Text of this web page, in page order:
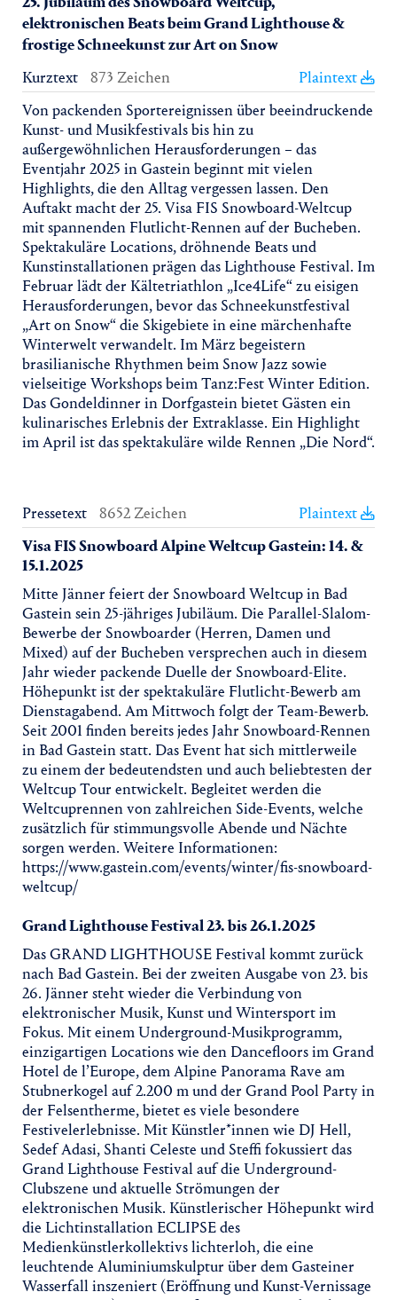
elektronischen Beats beim Grand Lighthouse &
frostige Schneekunst zur Art on Snow
Kurztext
873 Zeichen
Plaintext
Von packenden Sportereignissen über beeindruckende
Kunst- und Musikfestivals bis hin zu
außergewöhnlichen Herausforderungen – das
Eventjahr 2025 in Gastein beginnt mit vielen
Highlights, die den Alltag vergessen lassen. Den
Auftakt macht der 25. Visa FIS Snowboard-Weltcup
mit spannenden Flutlicht-Rennen auf der Bucheben.
Spektakuläre Locations, dröhnende Beats und
Kunstinstallationen prägen das Lighthouse Festival. Im
Februar lädt der Kältetriathlon „Ice4Life“ zu eisigen
Herausforderungen, bevor das Schneekunstfestival
„Art on Snow“ die Skigebiete in eine märchenhafte
Winterwelt verwandelt. Im März begeistern
brasilianische Rhythmen beim Snow Jazz sowie
vielseitige Workshops beim Tanz:Fest Winter Edition.
Das Gondeldinner in Dorfgastein bietet Gästen ein
kulinarisches Erlebnis der Extraklasse. Ein Highlight
im April ist das spektakuläre wilde Rennen „Die Nord“.
Pressetext 8652 Zeichen
Plaintext
Visa FIS Snowboard Alpine Weltcup Gastein: 14. &
15.1.2025
Mitte Jänner feiert der Snowboard Weltcup in Bad
Gastein sein 25-jähriges Jubiläum. Die Parallel-Slalom-
Bewerbe der Snowboarder (Herren, Damen und
Mixed) auf der Bucheben versprechen auch in diesem
Jahr wieder packende Duelle der Snowboard-Elite.
Höhepunkt ist der spektakuläre Flutlicht-Bewerb am
Dienstagabend. Am Mittwoch folgt der Team-Bewerb.
Seit 2001 finden bereits jedes Jahr Snowboard-Rennen
in Bad Gastein statt. Das Event hat sich mittlerweile
zu einem der bedeutendsten und auch beliebtesten der
Weltcup Tour entwickelt. Begleitet werden die
Weltcuprennen von zahlreichen Side-Events, welche
zusätzlich für stimmungsvolle Abende und Nächte
sorgen werden. Weitere Informationen:
https://www.gastein.com/events/winter/fis-snowboard-
weltcup/
Grand Lighthouse Festival 23. bis 26.1.2025
Das GRAND LIGHTHOUSE Festival kommt zurück
nach Bad Gastein. Bei der zweiten Ausgabe von 23. bis
26. Jänner steht wieder die Verbindung von
elektronischer Musik, Kunst und Wintersport im
Fokus. Mit einem Underground-Musikprogramm,
einzigartigen Locations wie den Dancefloors im Grand
Hotel de l’Europe, dem Alpine Panorama Rave am
Stubnerkogel auf 2.200 m und der Grand Pool Party in
der Felsentherme, bietet es viele besondere
Festivelerlebnisse. Mit Künstler*innen wie DJ Hell,
Sedef Adasi, Shanti Celeste und Steffi fokussiert das
Grand Lighthouse Festival auf die Underground-
Clubszene und aktuelle Strömungen der
elektronischen Musik. Künstlerischer Höhepunkt wird
die Lichtinstallation ECLIPSE des
Medienkünstlerkollektivs lichterloh, die eine
leuchtende Aluminiumskulptur über dem Gasteiner
Wasserfall inszeniert (Eröffnung und Kunst-Vernissage